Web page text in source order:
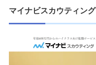
マイナビスカウティング